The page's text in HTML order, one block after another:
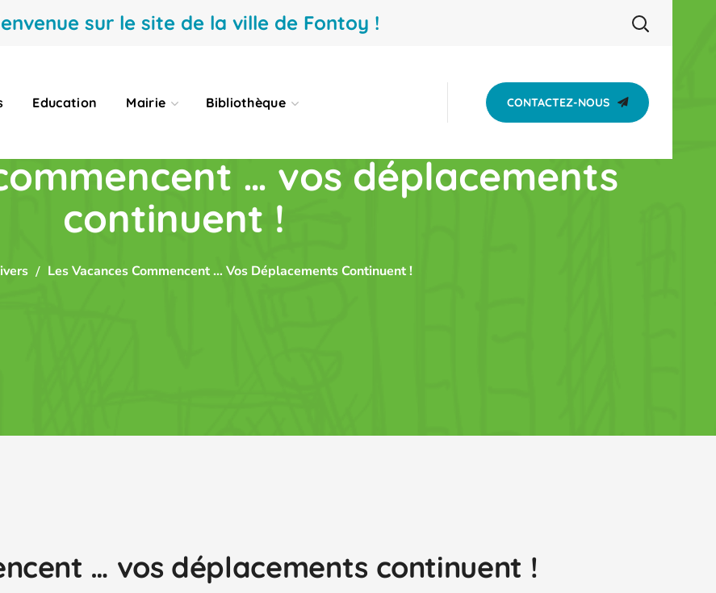
sur le site de la ville de Fontoy !
Education Mairie Bibliothèque CONTACTEZ-NOUS
… vos déplacements
continuent !
Les Vacances Commencent … Vos Déplacements Continuent !
… vos déplacements continuent !